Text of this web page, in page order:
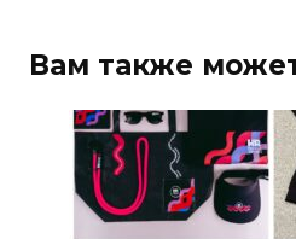
Вам также